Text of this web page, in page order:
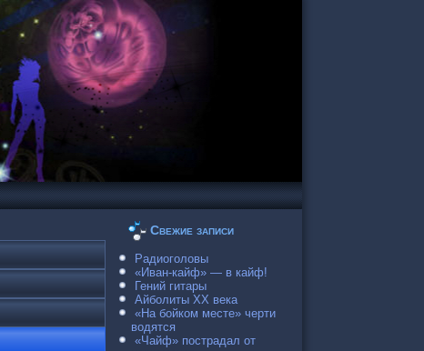
Свежие записи
Радиоголовы
«Иван-кайф» — в кайф!
Гений гитары
Айболиты ХХ века
«На бойком месте» черти
водятся
«Чайф» пострадал от